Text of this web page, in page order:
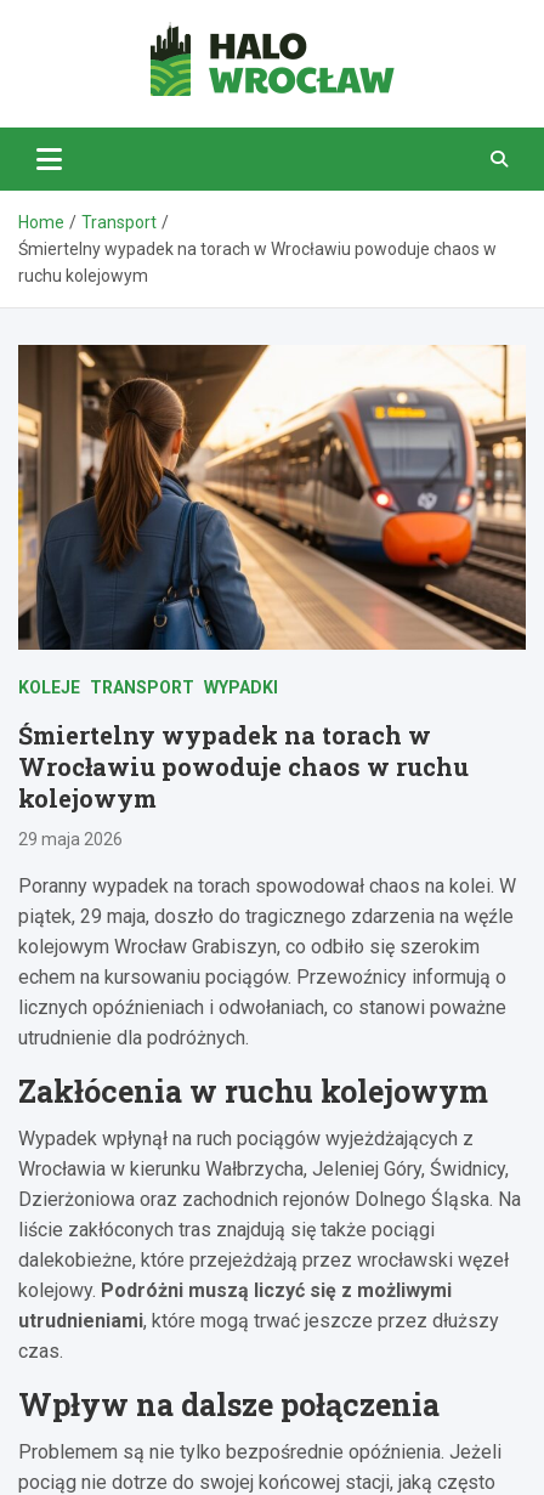
HaloWrocław.pl
Home
Transport
Śmiertelny wypadek na torach w Wrocławiu powoduje chaos w
ruchu kolejowym
KOLEJE TRANSPORT WYPADKI
Śmiertelny wypadek na torach w
Wrocławiu powoduje chaos w ruchu
kolejowym
29 maja 2026
Poranny wypadek na torach spowodował chaos na kolei. W
piątek, 29 maja, doszło do tragicznego zdarzenia na węźle
kolejowym Wrocław Grabiszyn, co odbiło się szerokim
echem na kursowaniu pociągów. Przewoźnicy informują o
licznych opóźnieniach i odwołaniach, co stanowi poważne
utrudnienie dla podróżnych.
Zakłócenia w ruchu kolejowym
Wypadek wpłynął na ruch pociągów wyjeżdżających z
Wrocławia w kierunku Wałbrzycha, Jeleniej Góry, Świdnicy,
Dzierżoniowa oraz zachodnich rejonów Dolnego Śląska. Na
liście zakłóconych tras znajdują się także pociągi
dalekobieżne, które przejeżdżają przez wrocławski węzeł
kolejowy. Podróżni muszą liczyć się z możliwymi
utrudnieniami, które mogą trwać jeszcze przez dłuższy
czas.
Wpływ na dalsze połączenia
Problemem są nie tylko bezpośrednie opóźnienia. Jeżeli
pociąg nie dotrze do swojej końcowej stacji, jaką często